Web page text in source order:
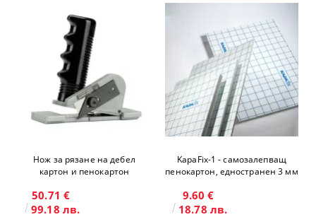
Нож за рязане на дебел
картон и пенокартон
50.71 €
99.18 лв.
KapaFix-1 - самозалепващ
пенокартон, едностранен 3 мм
9.60 €
18.78 лв.